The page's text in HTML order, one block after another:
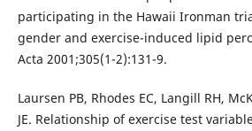
participating in the Hawaii Ironman
gender and exercise-induced lipid
Acta 2001;305(1-2):131-9.
Laursen PB, Rhodes EC, Langill RH,
JE. Relationship of exercise test